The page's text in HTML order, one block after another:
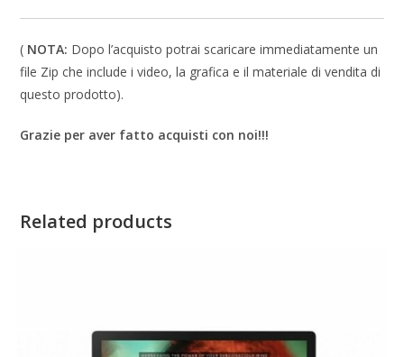
( NOTA: Dopo l’acquisto potrai scaricare immediatamente un
file Zip che include i video, la grafica e il materiale di vendita di
questo prodotto).
Grazie per aver fatto acquisti con noi!!!
Related products